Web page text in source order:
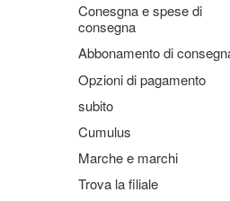
Conesgna e spese di
consegna
Abbonamento di
Opzioni di pagamento
subito
Cumulus
Marche e marchi
Trova la filiale